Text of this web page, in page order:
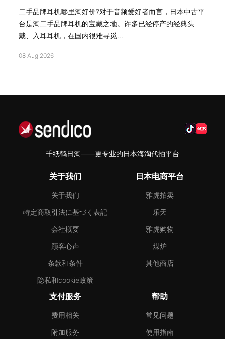
二手品牌耳机哪里淘好价?对于音频爱好者而言，日本中古平
台是淘二手品牌耳机的宝藏之地。许多已经停产的经典头
戴、入耳耳机，在国内很难寻觅...
08 Aug 2026
千纸鹤日淘——更专业的日本海淘代拍平台
关于我们
关于我们
特定商取引法に基づく表記
会社概要
顾客心声
条款和条件
隐私和cookie政策
日本电商平台
雅虎拍卖
乐天
雅虎购物
煤炉
其他商店
支付服务
费用相关
附加服务
帮助
常见问题
使用指南